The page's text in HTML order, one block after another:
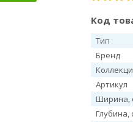
Код
Тип
Бренд
Артикул
Ширина,
Глубина,